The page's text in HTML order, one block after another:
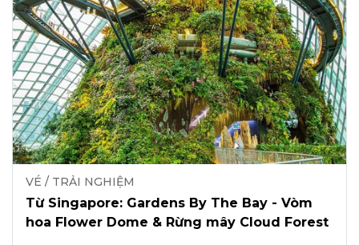
VÉ / TRẢI NGHIỆM
Từ Singapore: Gardens By The Bay - Vòm
hoa Flower Dome & Rừng mây Cloud Forest